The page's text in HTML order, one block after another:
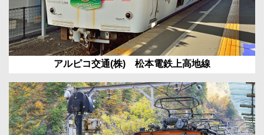
アルピコ交通(株) 松本電鉄上高地線